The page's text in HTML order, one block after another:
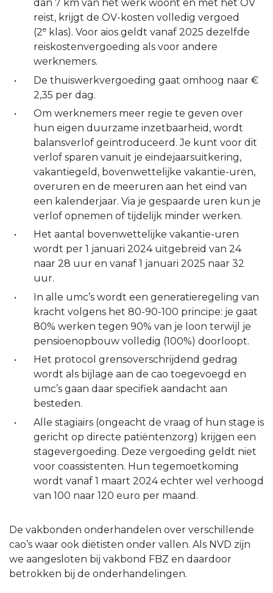
dan 7 km van het werk woont en met het OV
reist, krijgt de OV-kosten volledig vergoed
(2e klas). Voor aios geldt vanaf 2025 dezelfde
reiskostenvergoeding als voor andere
werknemers.
De thuiswerkvergoeding gaat omhoog naar €
2,35 per dag.
Om werknemers meer regie te geven over
hun eigen duurzame inzetbaarheid, wordt
balansverlof geïntroduceerd. Je kunt voor dit
verlof sparen vanuit je eindejaarsuitkering,
vakantiegeld, bovenwettelijke vakantie-uren,
overuren en de meeruren aan het eind van
een kalenderjaar. Via je gespaarde uren kun je
verlof opnemen of tijdelijk minder werken.
Het aantal bovenwettelijke vakantie-uren
wordt per 1 januari 2024 uitgebreid van 24
naar 28 uur en vanaf 1 januari 2025 naar 32
uur.
In alle umc’s wordt een generatieregeling van
kracht volgens het 80-90-100 principe: je gaat
80% werken tegen 90% van je loon terwijl je
pensioenopbouw volledig (100%) doorloopt.
Het protocol grensoverschrijdend gedrag
wordt als bijlage aan de cao toegevoegd en
umc’s gaan daar specifiek aandacht aan
besteden.
Alle stagiairs (ongeacht de vraag of hun stage is
gericht op directe patiëntenzorg) krijgen een
stagevergoeding. Deze vergoeding geldt niet
voor coassistenten. Hun tegemoetkoming
wordt vanaf 1 maart 2024 echter wel verhoogd
van 100 naar 120 euro per maand.
De vakbonden onderhandelen over verschillende
cao’s waar ook diëtisten onder vallen. Als NVD zijn
we aangesloten bij vakbond FBZ en daardoor
betrokken bij de onderhandelingen.